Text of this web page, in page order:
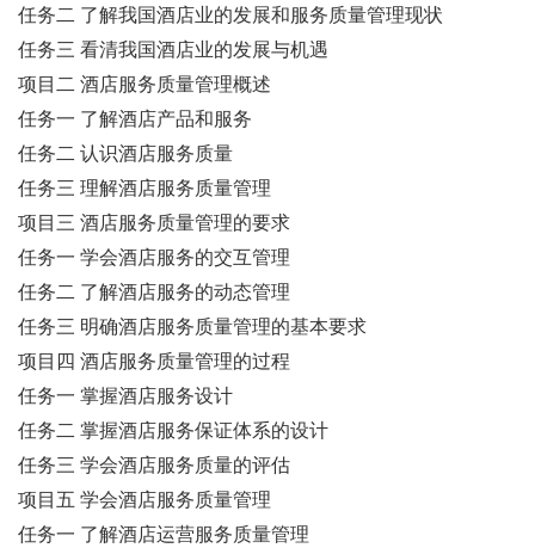
任务二 了解我国酒店业的发展和服务质量管理现状
任务三 看清我国酒店业的发展与机遇
项目二 酒店服务质量管理概述
任务一 了解酒店产品和服务
任务二 认识酒店服务质量
任务三 理解酒店服务质量管理
项目三 酒店服务质量管理的要求
任务一 学会酒店服务的交互管理
任务二 了解酒店服务的动态管理
任务三 明确酒店服务质量管理的基本要求
项目四 酒店服务质量管理的过程
任务一 掌握酒店服务设计
任务二 掌握酒店服务保证体系的设计
任务三 学会酒店服务质量的评估
项目五 学会酒店服务质量管理
任务一 了解酒店运营服务质量管理